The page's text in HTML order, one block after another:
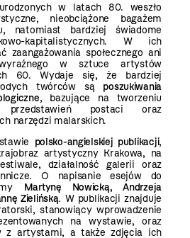
w latach 80. weszło
nieobciążone bagażem
natomiast bardziej świadome
kapitalistycznych. W ich
zaangażowania społecznego ani
w sztuce artystów
60. Wydaje się, że bardziej
twórców są poszukiwania
, bazujące na tworzeniu
przedstawień postaci oraz
narzędzi malarskich.
polsko-angielskiej publikacji,
artystyczny Krakowa, na
działalność galerii oraz
O napisanie esejów do
Martynę Nowicką, Andrzeja
Zielińską. W publikacji znajduje
stanowiący wprowadzenie
na wystawie, oraz
z artystami, a także zdjęcia ich